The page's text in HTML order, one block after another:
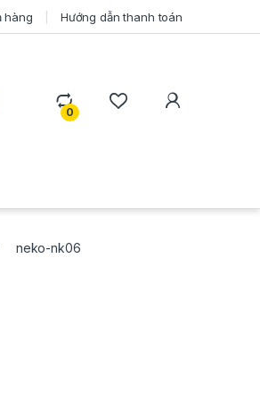
hàng Hướng dẫn thanh toán
0
neko-nk06